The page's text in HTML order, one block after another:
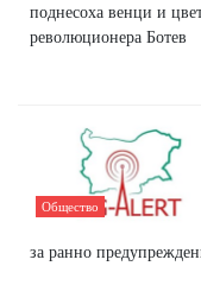
поднесоха венци и
революционера Ботев
Общество
за ранно